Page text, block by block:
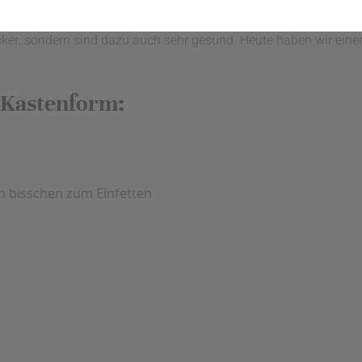
sondern sind dazu auch sehr gesund. Heute haben wir
bisschen zum Einfetten